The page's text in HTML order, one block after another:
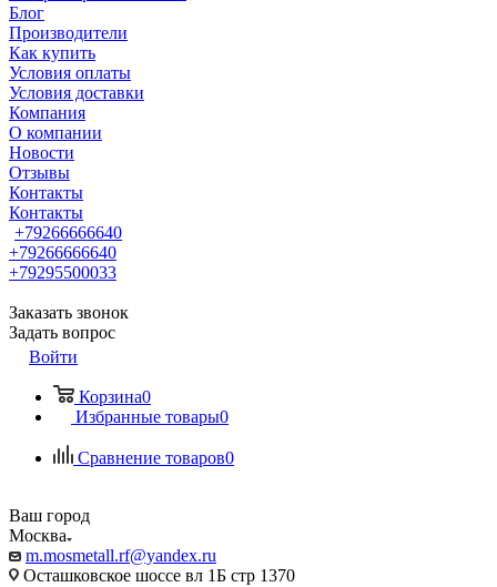
Блог
Производители
Как купить
Условия оплаты
Условия доставки
Компания
О компании
Новости
Отзывы
Контакты
Контакты
+79266666640
+79266666640
+79295500033
Заказать звонок
Задать вопрос
Войти
Корзина0
Избранные товары0
Сравнение товаров0
Ваш город
Москва
m.mosmetall.rf@yandex.ru
Осташковское шоссе вл 1Б стр 1370